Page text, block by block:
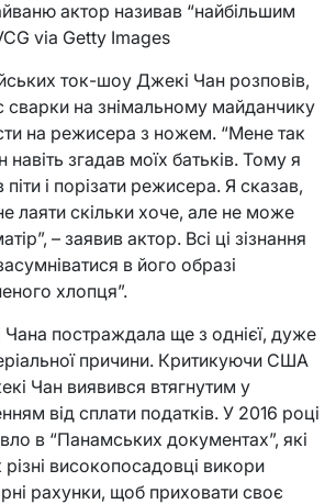
актор називав “найбільшим
via Getty Images
ток-шоу Джекі Чан розповів,
сварки на знімальному майданчику
на режисера з ножем. “Мене так
навіть згадав моїх батьків. Тому я
піти і порізати режисера. Я сказав,
лаяти скільки хоче, але не може
– заявив актор. Всі ці зізнання
в його образі
хлопця”.
Чана постраждала ще з однієї, дуже
причини. Критикуючи США
Чан виявився втягнутим у
від сплати податків. У 2016 році
в “Панамських документах”, які
високопосадовці викори
рахунки, щоб приховати своє